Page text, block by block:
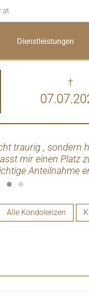
Dienstleistungen
†
traurig , sondern
mir einen Platz
Anteilnahme
Steinmetz
Alle Kondolenzen